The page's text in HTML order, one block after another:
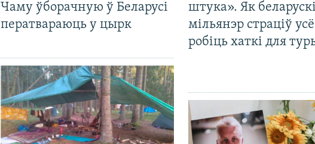
Чаму ўборачную ў Беларусі
ператвараюць у цырк
штука». Як
мільянэр страціў
робіць хаткі для